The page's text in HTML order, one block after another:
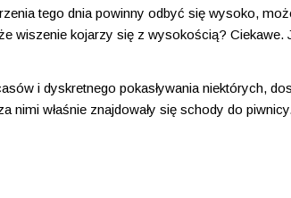
tego dnia powinny odbyć się wysoko,
wiszenie kojarzy się z wysokością? Ciekawe.
i dyskretnego pokasływania niektórych,
właśnie znajdowały się schody do piwnicy.